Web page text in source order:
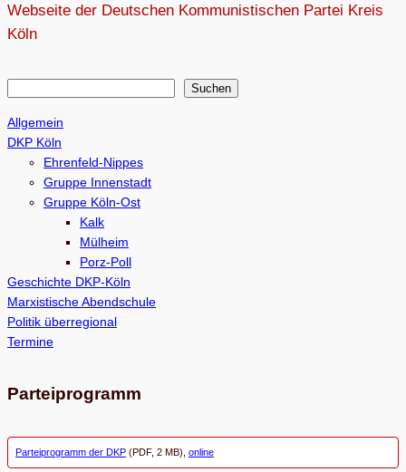
Webseite der Deutschen Kommunistischen Partei Kreis
Köln
c
Suchen
Allgemein
DKP Köln
Ehrenfeld-Nippes
Gruppe Innenstadt
Gruppe Köln-Ost
Kalk
Mülheim
Porz-Poll
Geschichte DKP-Köln
Marxistische Abendschule
Politik überregional
Termine
Parteiprogramm
Parteiprogramm der DKP (PDF, 2 MB), online